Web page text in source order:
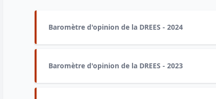
Baromètre d'opinion de la DREES - 2024
Baromètre d'opinion de la DREES - 2023